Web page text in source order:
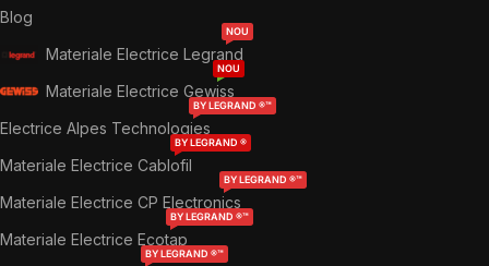
Blog
Materiale Electrice Legrand
NOU
Materiale Electrice Gewiss
NOU
Electrice Alpes Technologies
BY LEGRAND ®™
Materiale Electrice Cablofil
BY LEGRAND ®
Materiale Electrice CP Electronics
BY LEGRAND ®™
Materiale Electrice Ecotap
BY LEGRAND ®™
BY LEGRAND ®™